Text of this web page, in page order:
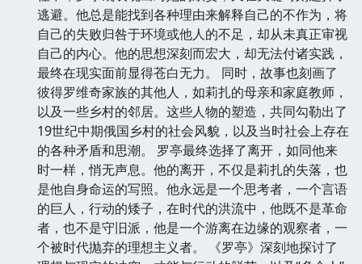
逃避。他总是能找到各种理由来解释自己的不作为，将
自己的失败归咎于环境或他人的不足，却从未真正审视
自己的内心。他的思想深刻而宏大，却无法付诸实践，
最终在现实面前显得苍白无力。 同时，故事也刻画了
彼得罗维奇家族的其他人，如莉扎的母亲和家庭教师，
以及一些乡村的邻居。这些人物的塑造，共同勾勒出了
19世纪中期俄国乡村的社会风貌，以及当时社会上存在
的各种矛盾和思潮。 罗亭最终选择了离开，如同他来
时一样，悄无声息。他的离开，不仅是莉扎的失落，也
是他自身命运的写照。他永远是一个思考者，一个言语
的巨人，行动的矮子，在时代的洪流中，他既不是革命
者，也不是守旧派，他是一个游离在边缘的观察者，一
个被时代抛弃的理想主义者。 《罗亭》深刻地探讨了